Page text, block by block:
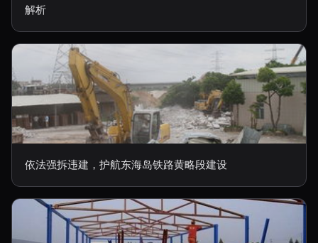
解析
依法强拆违建，护航东海岛铁路黄略段建设